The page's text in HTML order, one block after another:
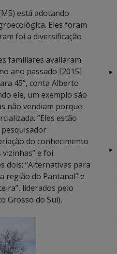
está adotando
Eles foram
foi a diversificação
familiares avaliaram
ano passado [2015]
45”, conta Alberto
ele, um exemplo são
não vendiam porque
“Eles estão
do conhecimento
e foi
dois: “Alternativas para
região do Pantanal” e
liderados pelo
Grosso do Sul),